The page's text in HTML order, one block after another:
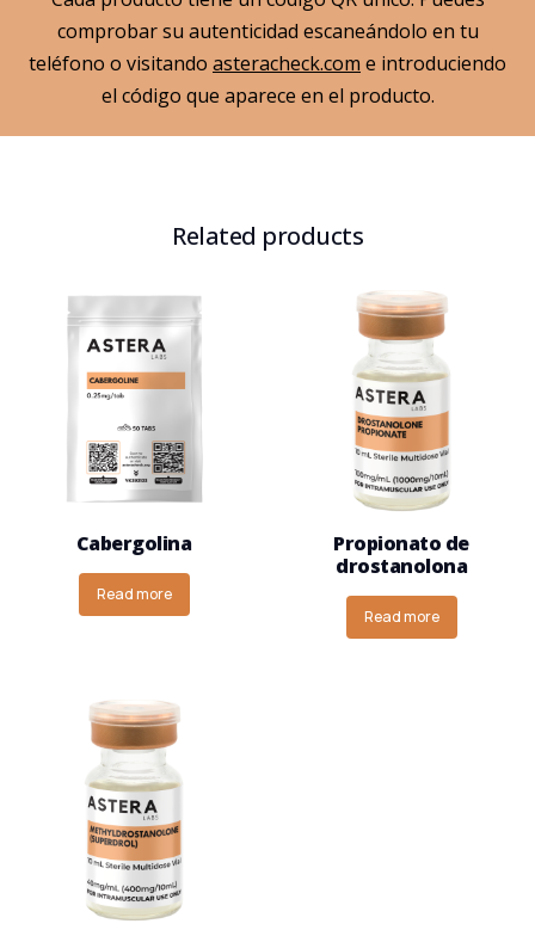
comprobar su autenticidad escaneándolo en tu
teléfono o visitando asteracheck.com e introduciendo
el código que aparece en el producto.
Related products
Cabergolina
Read more
Propionato de
drostanolona
Read more